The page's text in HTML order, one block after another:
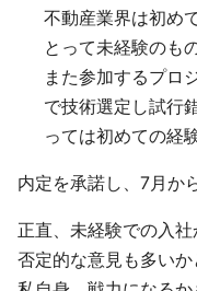
不動産業界は初め
とって未経験のも
また参加するプロ
で技術選定し試行
っては初めての経
内定を承諾し、7月か
正直、未経験での入
否定的な意見も多いか